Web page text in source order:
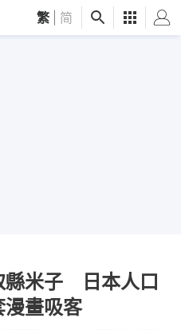
繁 简
縣米子 日本人口
漫畫吸客